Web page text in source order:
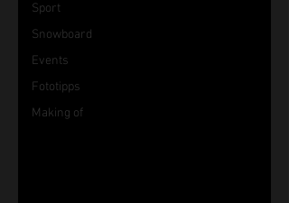
Sport
Snowboard
Events
Fototipps
Making of